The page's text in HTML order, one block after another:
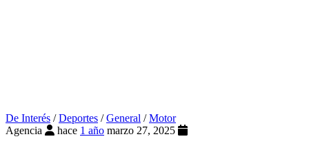
De Interés /Deportes /General /Motor
Agencia
hace 1 año marzo 27, 2025